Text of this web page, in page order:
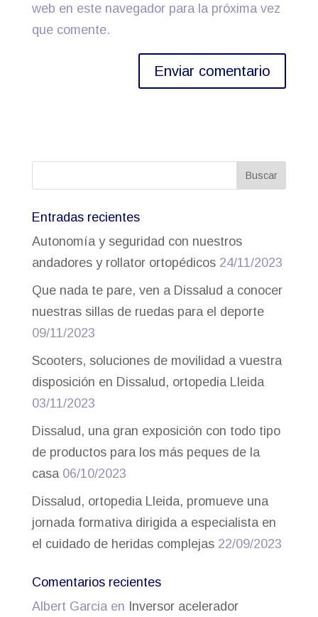
web en este navegador para la próxima vez
que comente.
Entradas recientes
Autonomía y seguridad con nuestros
andadores y rollator ortopédicos 24/11/2023
Que nada te pare, ven a Dissalud a conocer
nuestras sillas de ruedas para el deporte
09/11/2023
Scooters, soluciones de movilidad a vuestra
disposición en Dissalud, ortopedia Lleida
03/11/2023
Dissalud, una gran exposición con todo tipo
de productos para los más peques de la
casa 06/10/2023
Dissalud, ortopedia Lleida, promueve una
jornada formativa dirigida a especialista en
el cuidado de heridas complejas 22/09/2023
Comentarios recientes
Albert Garciaen Inversor acelerador